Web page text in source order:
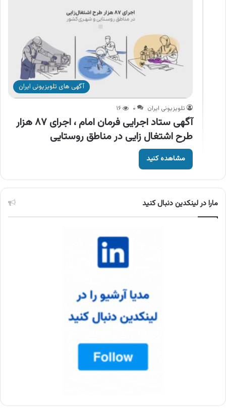
آگهی های تلویزیونی ایران
تلویزیونی ایران ۰ ۱۶
آگهی ستاد اجرایی فرمان امام ، اجرای ۸۷ هزار
طرح اشتغال زایی در مناطق روستایی
مشاهده کنید
مارا در لینکدین دنبال کنید